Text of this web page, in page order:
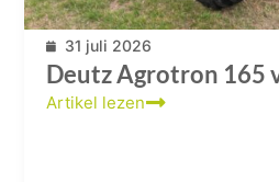
31 juli 2026
Deutz Agrotron 165
Artikel lezen